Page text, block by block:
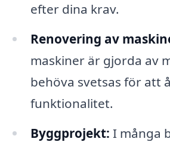
efter dina krav.
Renovering av
maskiner är gjorda av
behöva svetsas för att
funktionalitet.
Byggprojekt: I många